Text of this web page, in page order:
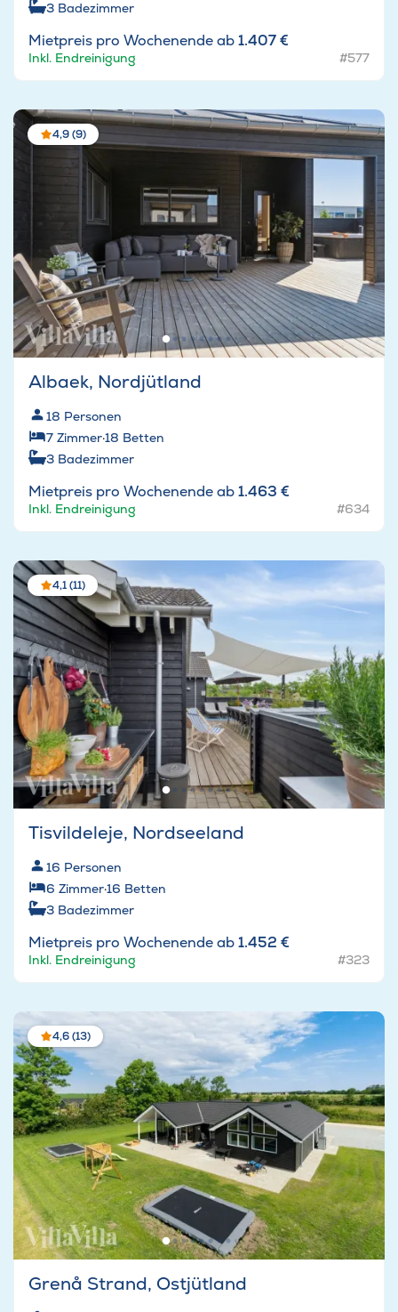
3 Badezimmer
Mietpreis pro Wochenende ab1.407 €
Inkl. Endreinigung #577
4,9 (9)
Albaek, Nordjütland
18 Personen
7 Zimmer·18 Betten
3 Badezimmer
Mietpreis pro Wochenende ab1.463 €
Inkl. Endreinigung #634
4,1 (11)
Tisvildeleje, Nordseeland
16 Personen
6 Zimmer·16 Betten
3 Badezimmer
Mietpreis pro Wochenende ab1.452 €
Inkl. Endreinigung #323
4,6 (13)
Grenå Strand, Ostjütland